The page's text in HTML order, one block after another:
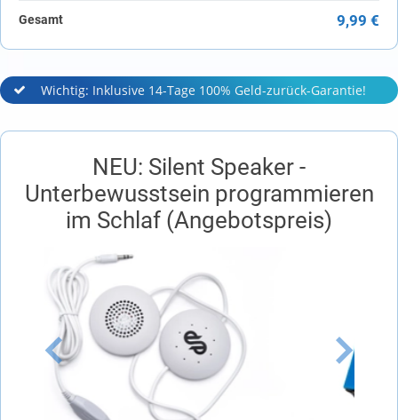
Gesamt 9,99 €
Wichtig: Inklusive 14-Tage 100% Geld-zurück-Garantie!
NEU: Silent Speaker -
Unterbewusstsein programmieren
im Schlaf (Angebotspreis)
r
e
v
i
o
u